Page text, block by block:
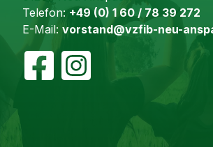
Telefon: +49 (0) 1 60 / 78 39 272
E-Mail: vorstand@vzfib-neu-